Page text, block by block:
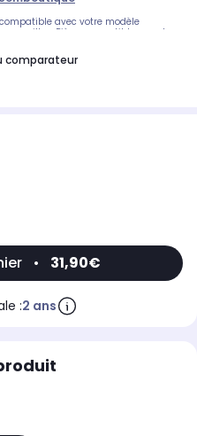
avec votre modèle
.Pièce compatible avec les
comparateur
• 31,90€
:2 ans